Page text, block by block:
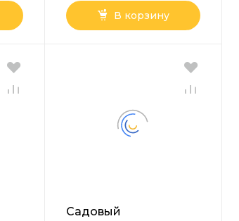
В корзину
Садовый